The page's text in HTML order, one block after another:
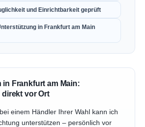
und Einrichtbarkeit geprüft
in Frankfurt am Main
in Frankfurt am Main:
vor Ort
einem Händler Ihrer Wahl kann ich
unterstützen – persönlich vor